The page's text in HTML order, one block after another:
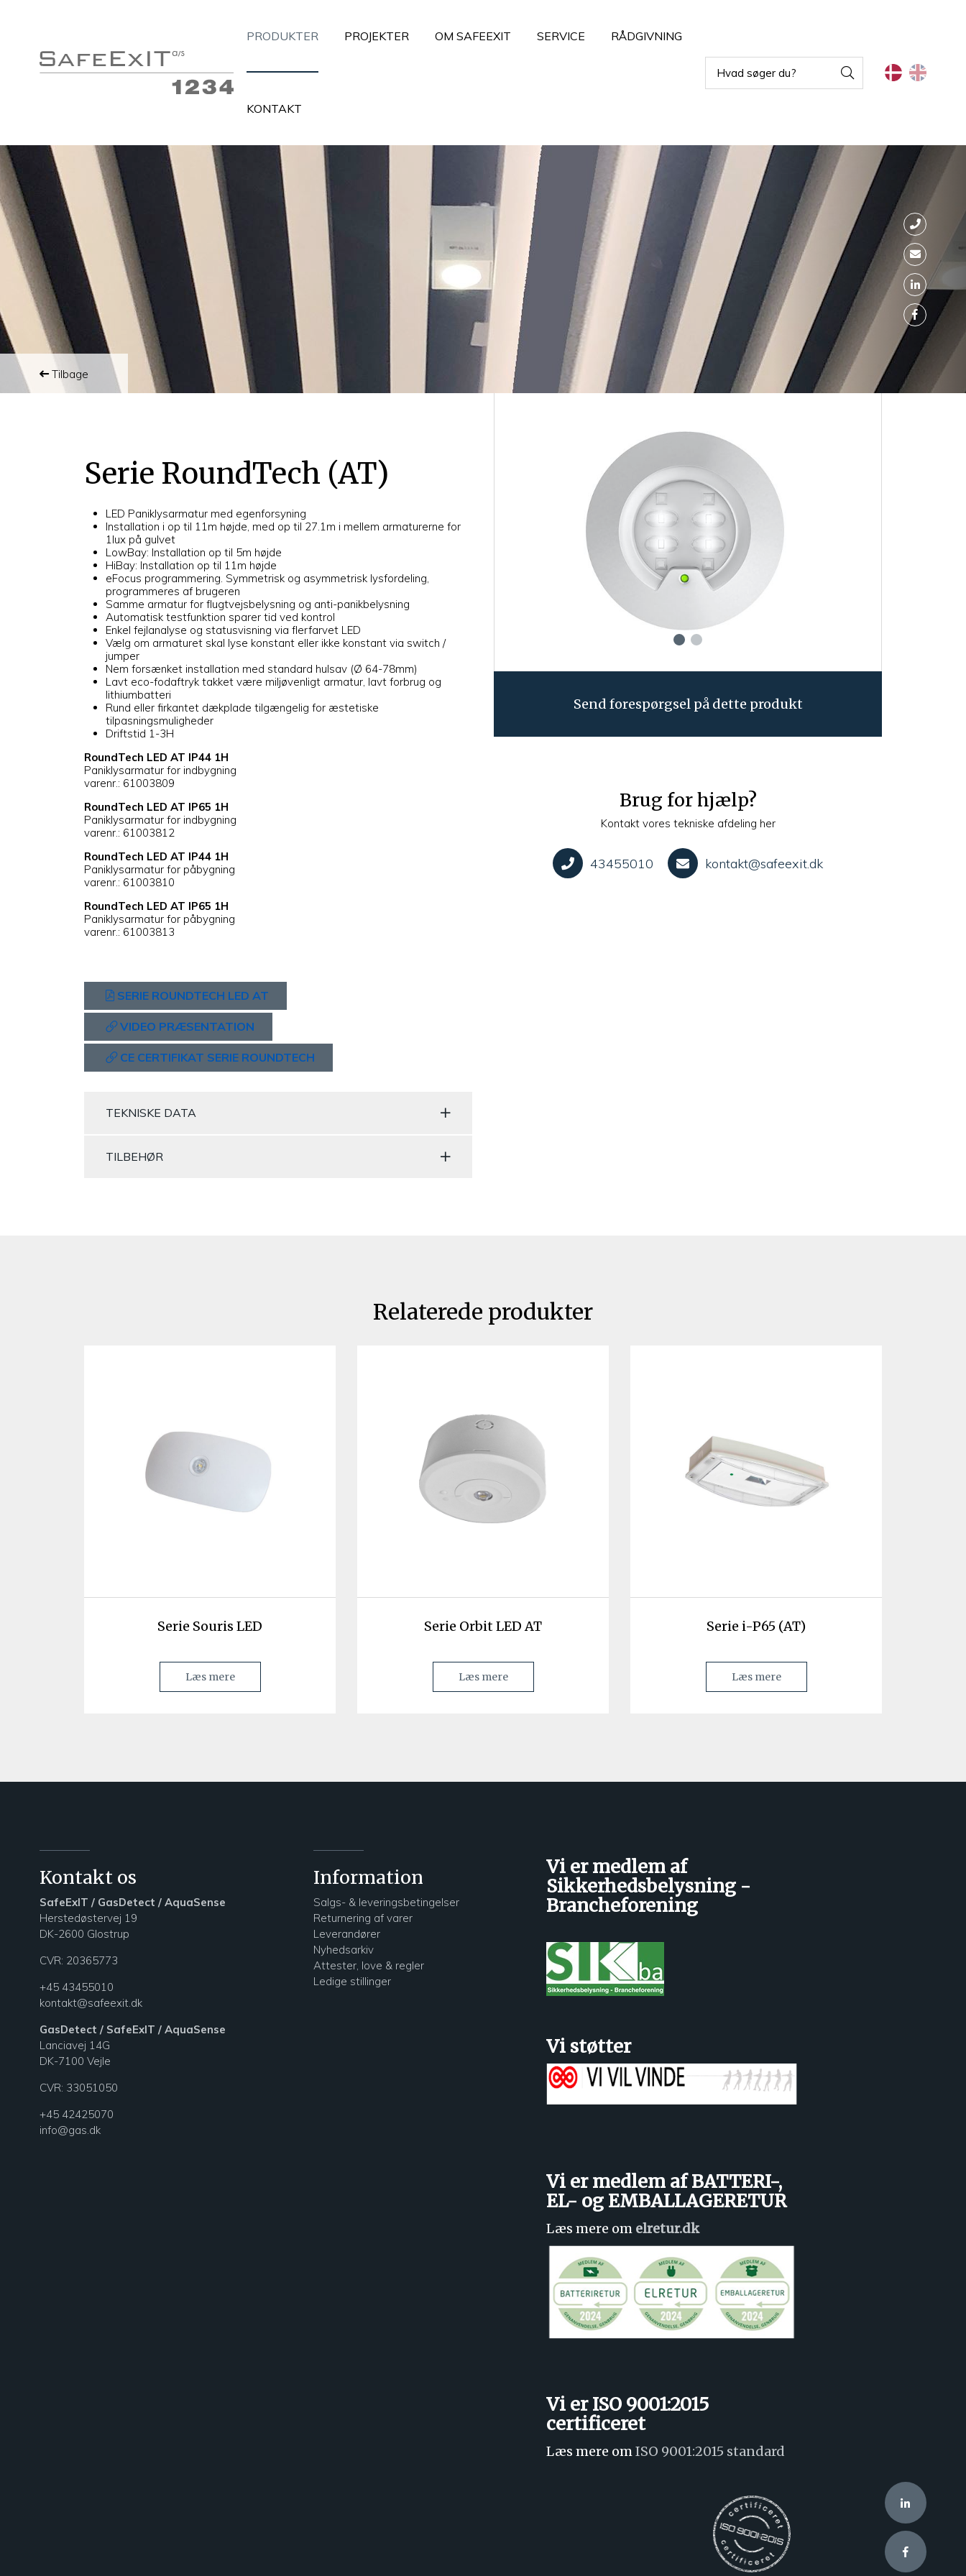
PRODUKTER
Flugtvejsarmaturer
Panikbelysning
Almen belysning med nødforsyning
Håndlygter med nødlysfunktion
Nødforsyninger
Tilbehør
Information og links
Belysning
MTL Intrinsic Safety
Installationsmateriel
Alarm- og signaludstyr
PC- og arbejdsstationer
Information og links
Emergency Exit Signs
Emergency SOS Signs
Evacuation and Anti Panic Lighting
Door Markings
Mains- and Service Lighting
Information og links
List of References
Vandalsikret armaturer
Indbygningsarmaturer
Blændfri arbejdsbelysning
Projektører
Rørarmaturer
Belysning til fødevareindustri
Armaturer til vægmontering
Armaturer til ekstremtemperaturer
Skinnesystemer
PROJEKTER OM SAFEEXIT SERVICE RÅDGIVNING
KONTAKT
Tilbage
Serie RoundTech (AT)
LED Paniklysarmatur med egenforsyning
Installation i op til 11m højde, med op til 27.1m i mellem armaturerne for
1lux på gulvet
LowBay: Installation op til 5m højde
HiBay: Installation op til 11m højde
eFocus programmering. Symmetrisk og asymmetrisk lysfordeling,
programmeres af brugeren
Samme armatur for flugtvejsbelysning og anti-panikbelysning
Automatisk testfunktion sparer tid ved kontrol
Enkel fejlanalyse og statusvisning via flerfarvet LED
Vælg om armaturet skal lyse konstant eller ikke konstant via switch /
jumper
Nem forsænket installation med standard hulsav (Ø 64-78mm)
Lavt eco-fodaftryk takket være miljøvenligt armatur, lavt forbrug og
lithiumbatteri
Rund eller firkantet dækplade tilgængelig for æstetiske
tilpasningsmuligheder
Driftstid 1-3H
RoundTech LED AT IP44 1H
Paniklysarmatur for indbygning
varenr.: 61003809
RoundTech LED AT IP65 1H
Paniklysarmatur for indbygning
varenr.: 61003812
RoundTech LED AT IP44 1H
Paniklysarmatur for påbygning
varenr.: 61003810
RoundTech LED AT IP65 1H
Paniklysarmatur for påbygning
varenr.: 61003813
SERIE ROUNDTECH LED AT
VIDEO PRÆSENTATION
CE CERTIFIKAT SERIE ROUNDTECH
TEKNISKE DATA
TILBEHØR
Send forespørgsel på dette produkt
Brug for hjælp?
Kontakt vores tekniske afdeling her
43455010 kontakt@safeexit.dk
Relaterede produkter
Serie Souris LED
Læs mere
Serie Orbit LED AT
Læs mere
Serie i-P65 (AT)
Læs mere
Kontakt os
SafeExIT / GasDetect / AquaSense
Herstedøstervej 19
DK-2600 Glostrup
CVR: 20365773
+45 43455010
kontakt@safeexit.dk
GasDetect / SafeExIT / AquaSense
Lanciavej 14G
DK-7100 Vejle
CVR: 33051050
+45 42425070
info@gas.dk
Information
Salgs- & leveringsbetingelser
Returnering af varer
Leverandører
Nyhedsarkiv
Attester, love & regler
Ledige stillinger
Vi er medlem af
Sikkerhedsbelysning -
Brancheforening
Vi støtter
Vi er medlem af BATTERI-,
EL- og EMBALLAGERETUR
Læs mere om elretur.dk
Vi er ISO 9001:2015
certificeret
Læs mere omISO 9001:2015 standard